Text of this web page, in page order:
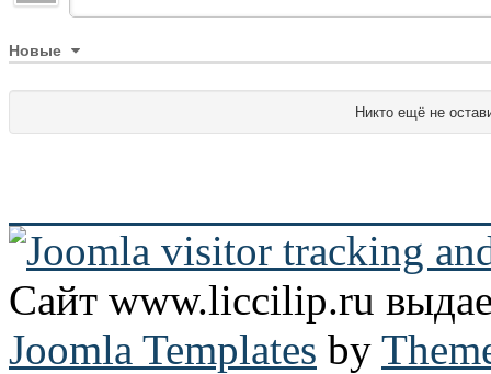
Новые
Никто ещё не
Сайт www.liccilip.ru
Joomla Templates by